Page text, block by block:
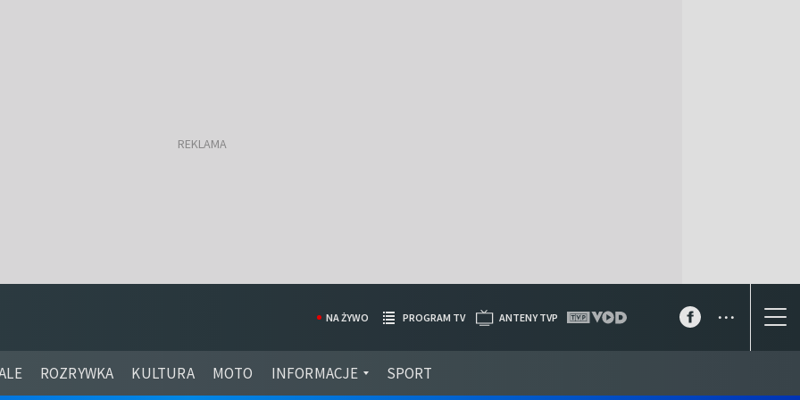
ROZRYWKA KULTURA MOTO INFORMACJE SPORT
NA ŻYWO PROGRAM TV ANTENY TVP ...